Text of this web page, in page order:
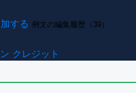
する 例文の編集履歴（39）
クレジット